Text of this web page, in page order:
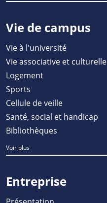
Vie de campus
Vie à l'université
Vie associative et culturelle
Logement
Sports
Cellule de veille
Santé, social et handicap
Bibliothèques
Voir plus
Entreprise